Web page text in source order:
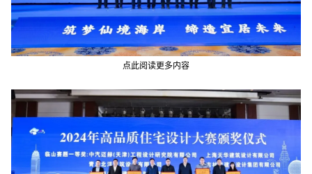
点此阅读更多内容